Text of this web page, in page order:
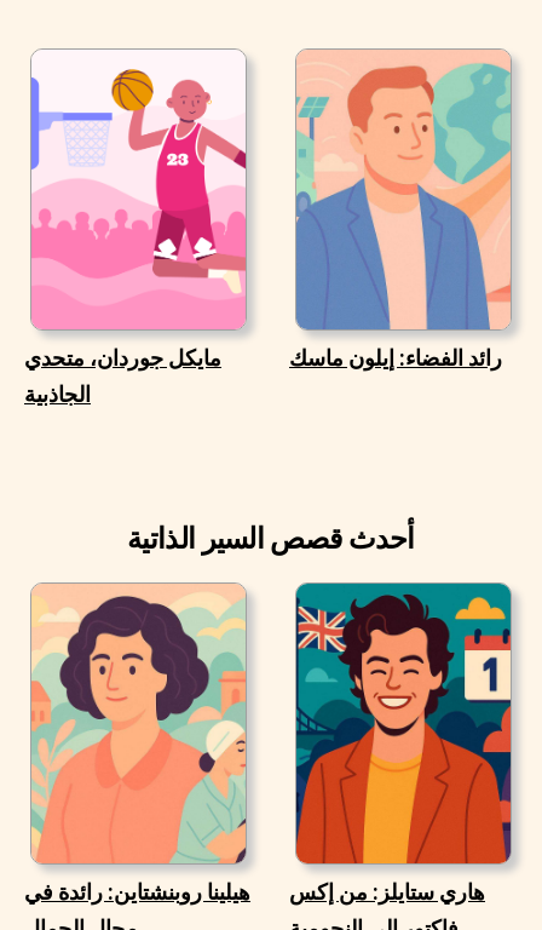
مايكل جوردان، متحدي
الجاذبية
رائد الفضاء: إيلون ماسك
أحدث قصص السير الذاتية
هيلينا روبنشتاين: رائدة في
هاري ستايلز: من إكس